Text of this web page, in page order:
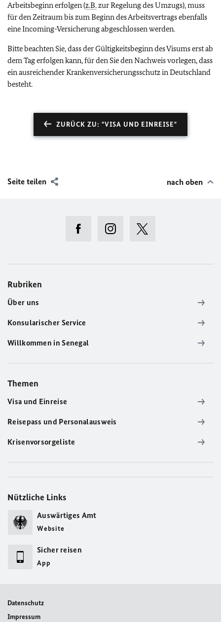
Arbeitsbeginn erfolgen (z.B.zur Regelung des Umzugs), muss
für den Zeitraum bis zum Beginn des Arbeitsvertrags ebenfalls
eine Incoming-Versicherung abgeschlossen werden.
Bitte beachten Sie, dass der Gültigkeitsbeginn des Visums erst ab
dem Tag erfolgen kann, für den Sie den Nachweis vorlegen, dass
ein ausreichender Krankenversicherungsschutz in Deutschland
besteht.
ZURÜCK ZU: "VISA UND EINREISE"
Seite teilen nach oben
Rubriken
Über uns
Konsularischer Service
Willkommen in Senegal
Themen
Visa und Einreise
Reisepass und Personalausweis
Krisenvorsorgeliste
Nützliche Links
Auswärtiges Amt
Website
Sicher reisen
App
Datenschutz
Impressum